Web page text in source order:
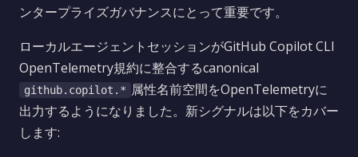
ンタープライズガバナンスにとって重要です。
ローカルエージェントセッションがGitHub Copilot CLI
OpenTelemetry規約に整合するcanonical
github.copilot.* 属性名前空間をOpenTelemetryに
出力するようになりました。新シグナルは以下をカバー
します: